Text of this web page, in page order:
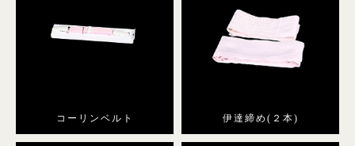
コーリンベルト 伊達締め(２本)